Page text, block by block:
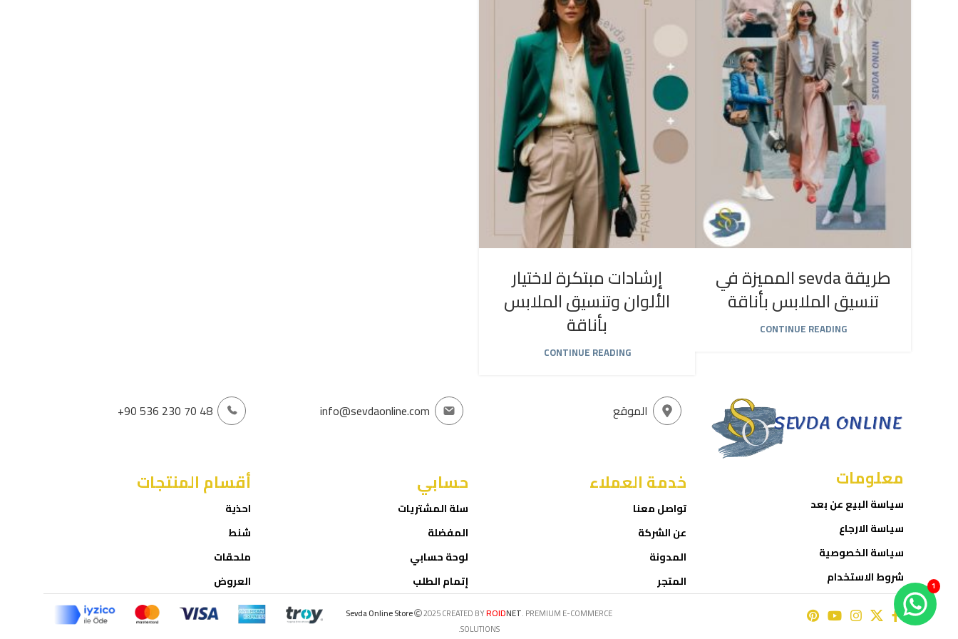
طريقة sevda المميزة في
تنسيق الملابس بأناقة
CONTINUE READING
إرشادات مبتكرة لاختيار
الألوان وتنسيق الملابس
بأناقة
CONTINUE READING
+90 536 230 70 48
أقسام المنتجات
احذية
شنط
ملحقات
العروض
info@sevdaonline.com
حسابي
سلة المشتريات
المفضلة
لوحة حسابي
إتمام الطلب
الموقع
خدمة العملاء
تواصل معنا
عن الشركة
المدونة
المتجر
معلومات
سياسة البيع عن بعد
سياسة الارجاع
سياسة الخصوصية
شروط الاستخدام
Sevda Online Store 2025 CREATED BYROIDNET. PREMIUM E-COMMERCE
SOLUTIONS.
1